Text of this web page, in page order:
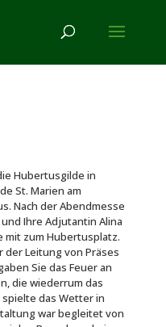
Hubertusgilde in
St. Marien am
Nach der Abendmesse
Ihre Adjutantin Alina
mit zum Hubertusplatz.
der Leitung von Präses
Sie das Feuer an
die wiederrum das
das Wetter in
war begleitet von